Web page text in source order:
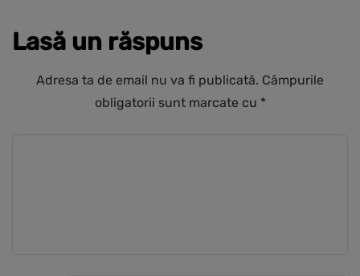
Lasă un răspuns
Adresa ta de email nu va fi publicată. Câmpurile
obligatorii sunt marcate cu *